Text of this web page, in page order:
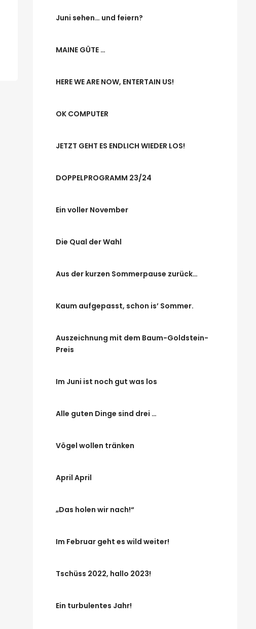
Juni sehen… und feiern?
MAINE GÜTE …
HERE WE ARE NOW, ENTERTAIN US!
OK COMPUTER
JETZT GEHT ES ENDLICH WIEDER LOS!
DOPPELPROGRAMM 23/24
Ein voller November
Die Qual der Wahl
Aus der kurzen Sommerpause zurück…
Kaum aufgepasst, schon is’ Sommer.
Auszeichnung mit dem Baum-Goldstein-
Preis
Im Juni ist noch gut was los
Alle guten Dinge sind drei …
Vögel wollen tränken
April April
„Das holen wir nach!“
Im Februar geht es wild weiter!
Tschüss 2022, hallo 2023!
Ein turbulentes Jahr!